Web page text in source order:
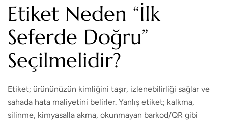
Etiket Neden “İlk
Seferde Doğru”
Seçilmelidir?
Etiket; ürününüzün kimliğini taşır, izlenebilirliği sağlar ve
sahada hata maliyetini belirler. Yanlış etiket; kalkma,
silinme, kimyasalla akma, okunmayan barkod/QR gibi